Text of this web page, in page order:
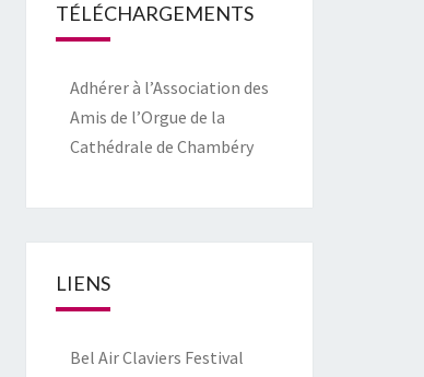
TÉLÉCHARGEMENTS
Adhérer à l’Association des
Amis de l’Orgue de la
Cathédrale de Chambéry
LIENS
Bel Air Claviers Festival